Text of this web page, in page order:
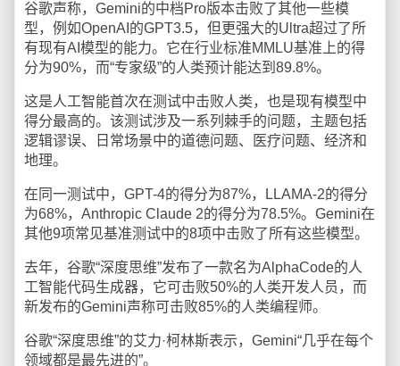
谷歌声称，Gemini的中档Pro版本击败了其他一些模
型，例如OpenAI的GPT3.5，但更强大的Ultra超过了所
有现有AI模型的能力。它在行业标准MMLU基准上的得
分为90%，而“专家级”的人类预计能达到89.8%。
这是人工智能首次在测试中击败人类，也是现有模型中
得分最高的。该测试涉及一系列棘手的问题，主题包括
逻辑谬误、日常场景中的道德问题、医疗问题、经济和
地理。
在同一测试中，GPT-4的得分为87%，LLAMA-2的得分
为68%，Anthropic Claude 2的得分为78.5%。Gemini在
其他9项常见基准测试中的8项中击败了所有这些模型。
去年，谷歌“深度思维”发布了一款名为AlphaCode的人
工智能代码生成器，它可击败50%的人类开发人员，而
新发布的Gemini声称可击败85%的人类编程师。
谷歌“深度思维”的艾力·柯林斯表示，Gemini“几乎在每个
领域都是最先进的”。